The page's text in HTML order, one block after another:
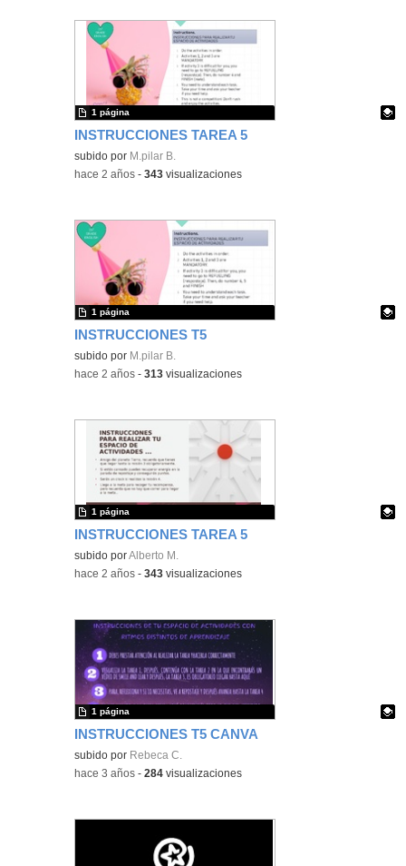
INSTRUCCIONES TAREA 5
Contenido educativo.
subido por M.pilar B.
1 página
-hace 2 años -343 visualizaciones
INSTRUCCIONES T5
Contenido educativo.
subido por M.pilar B.
1 página
-hace 2 años -313 visualizaciones
INSTRUCCIONES TAREA 5
Contenido educativo.
subido porAlberto M.
1 página
-hace 2 años -343 visualizaciones
INSTRUCCIONES T5 CANVA
Contenido educativo.
subido por Rebeca C.
1 página
-hace 3 años -284 visualizaciones